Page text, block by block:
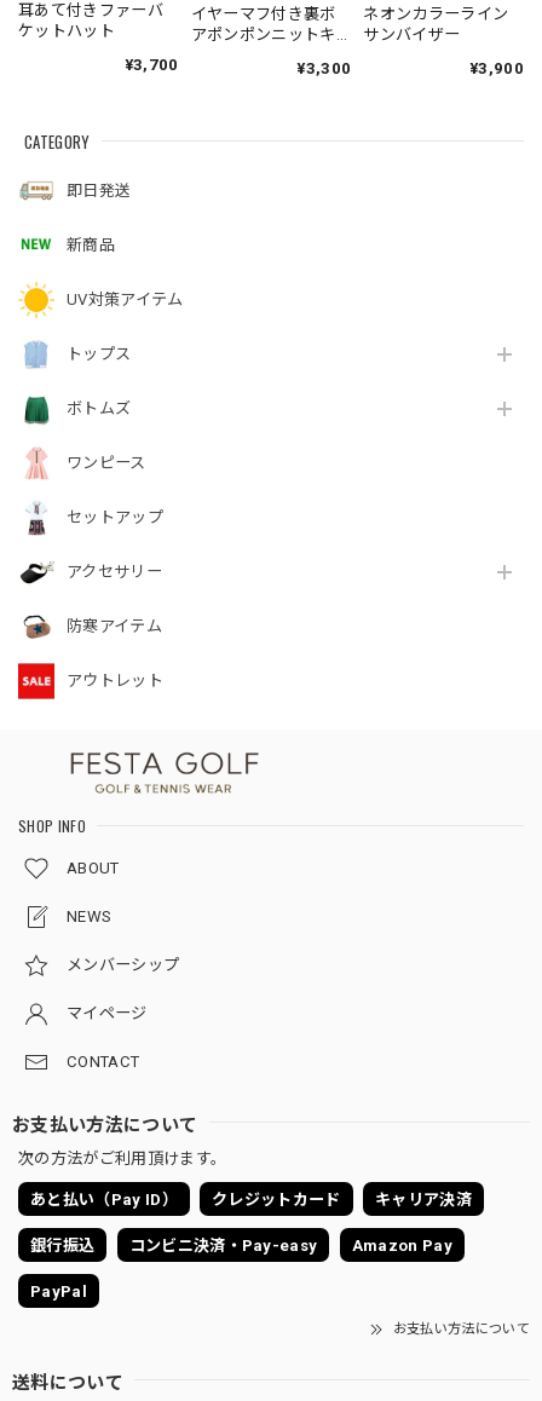
耳あて付きファーバ
ケットハット
¥3,700
イヤーマフ付き裏ボ
アポンポンニットキ
¥3,300
ネオンカラーライン
サンバイザー
¥3,900
CATEGORY
即日発送
新商品
UV対策アイテム
トップス
ボトムズ
ワンピース
セットアップ
アクセサリー
防寒アイテム
アウトレット
SHOP INFO
ABOUT
NEWS
メンバーシップ
マイページ
CONTACT
お支払い方法について
次の方法がご利用頂けます。
あと払い（Pay ID） クレジットカード キャリア決済
銀行振込 コンビニ決済・Pay-easy Amazon Pay
PayPal
お支払い方法について
送料について